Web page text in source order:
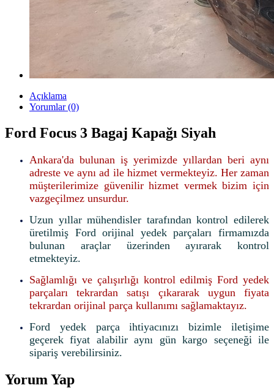
Açıklama
Yorumlar (0)
Ford Focus 3 Bagaj Kapağı Siyah
Ankara'da bulunan iş yerimizde yıllardan beri aynı
adreste ve aynı ad ile hizmet vermekteyiz. Her zaman
müşterilerimize güvenilir hizmet vermek bizim için
vazgeçilmez unsurdur.
Uzun yıllar mühendisler tarafından kontrol edilerek
üretilmiş Ford orijinal yedek parçaları firmamızda
bulunan araçlar üzerinden ayırarak kontrol
etmekteyiz.
Sağlamlığı ve çalışırlığı kontrol edilmiş Ford yedek
parçaları tekrardan satışı çıkararak uygun fiyata
tekrardan orijinal parça kullanımı sağlamaktayız.
Ford yedek parça ihtiyacınızı bizimle iletişime
geçerek fiyat alabilir aynı gün kargo seçeneği ile
sipariş verebilirsiniz.
Yorum Yap